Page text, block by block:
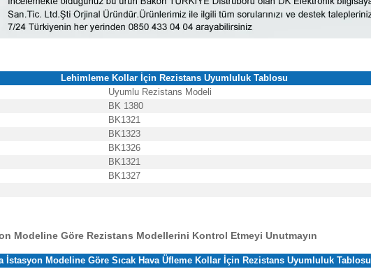
Lehimleme Kollar İçin Rezistans Uyumluluk Tablosu
Uyumlu Rezistans Modeli
BK 1380
BK1321
BK1323
BK1326
BK1321
BK1327
Modeline Göre Rezistans Modellerini Kontrol Etmeyi Unutmayın
İstasyon Modeline Göre Sıcak Hava Üfleme Kollar İçin Rezistans Uyumluluk